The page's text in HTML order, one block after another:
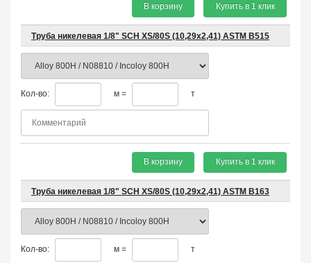
В корзину Купить в 1 клик
Труба никелевая 1/8" SCH XS/80S (10,29х2,41) ASTM B515
Кол-во: м = т
В корзину Купить в 1 клик
Труба никелевая 1/8" SCH XS/80S (10,29х2,41) ASTM B163
Кол-во: м = т